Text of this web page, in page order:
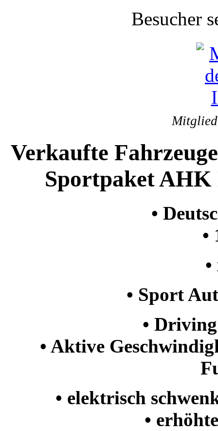
Besucher
Verkaufte
Sportpaket AHK
•
•
• Sport
•
• Aktive
• elektrisch
•